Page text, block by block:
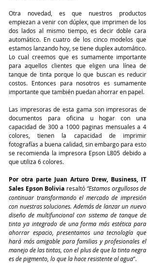
Otra novedad, es que nuestros productos
empiezan a venir con dúplex, que imprimen de los
dos lados al mismo tiempo, es decir doble cara
automático. En cuatro de los cinco modelos que
estamos lanzando hoy, se tiene duplex automático.
Lo cual creemos que es sumamente importante
para aquellos clientes que eligen una línea de
tanque de tinta porque lo que buscan es reducir
costos. Entonces para nosotros es sumamente
importante que también puedan ahorrar en papel.
Las impresoras de esta gama son impresoras de
documentos para oficina u hogar con una
capacidad de 300 a 1000 paginas mensuales a 4
colores, tienen la capacidad de imprimir
fotografías a buena calidad, sin embargo para esto
se recomienda la impresora Epson L805 debido a
que utiliza 6 colores.
Por otra parte Juan Arturo Drew, Business, IT
Sales Epson Bolivia resaltó “Estamos orgullosos de
continuar transformando el mercado de impresión
con nuestras soluciones. Además de lanzar un nuevo
diseño de multifuncional con sistema de tanque de
tinta ya integrado de una forma más estética para
ahorrar espacio, presentamos una tecnología que
hará más amigable para familias y profesionales el
manejo de las tintas, con el plus de que la tinta negra
es de pigmento, lo que la hace resistente al agua”.